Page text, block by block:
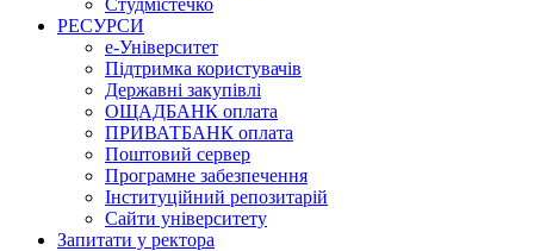
РЕСУРСИ
е-Університет
Підтримка користувачів
Державні закупівлі
ОЩАДБАНК оплата
ПРИВАТБАНК оплата
Поштовий сервер
Програмне забезпечення
Інституційний репозитарій
Сайти університету
Запитати у ректора